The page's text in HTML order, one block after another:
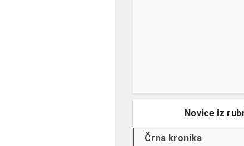
Novice iz
Črna kronika